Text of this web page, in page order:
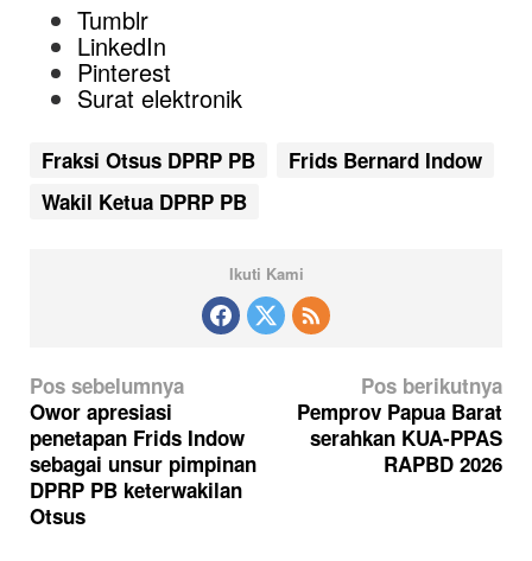
Tumblr
LinkedIn
Pinterest
Surat elektronik
Fraksi Otsus DPRP PB
Frids Bernard Indow
Wakil Ketua DPRP PB
Ikuti Kami
N
a
v
i
g
Pos sebelumnya
Owor apresiasi
penetapan Frids Indow
sebagai unsur pimpinan
DPRP PB keterwakilan
Otsus
Pos berikutnya
Pemprov Papua Barat
serahkan KUA-PPAS
RAPBD 2026